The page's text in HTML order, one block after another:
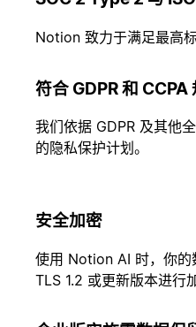
Notion 致力于满足最高
符合 GDPR 和 CCPA
我们依据 GDPR 及其他
的隐私保护计划。
安全加密
使用 Notion AI 时，你的
TLS 1.2 或更新版本进行